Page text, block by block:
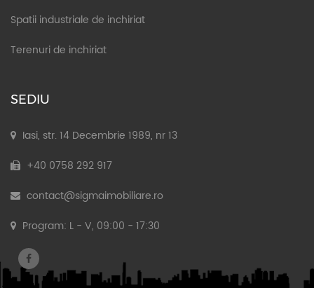
Spatii industriale de inchiriat
Terenuri de inchiriat
SEDIU
Iasi, str. 14 Decembrie 1989, nr 13
+40 0758 292 917
contact@sigmaimobiliare.ro
Program: L - V, 09:00 - 17:30